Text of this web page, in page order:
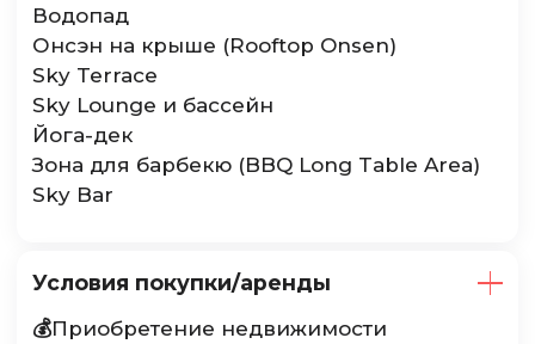
Водопад
Онсэн на крыше (Rooftop Onsen)
Sky Terrace
Sky Lounge и бассейн
Йога-дек
Зона для барбекю (BBQ Long Table Area)
Sky Bar
Условия покупки/аренды
💰Приобретение недвижимости